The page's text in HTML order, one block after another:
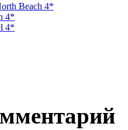
Beach 4*
4*
4*